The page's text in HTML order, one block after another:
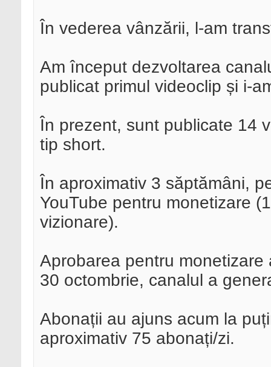
În vederea vânzării, l-am
Am început dezvoltarea
publicat primul videoclip și i-
În prezent, sunt publicate 14
tip short.
În aproximativ 3 săptămâni,
YouTube pentru monetizare
vizionare).
Aprobarea pentru
30 octombrie, canalul a
Abonații au ajuns acum la
aproximativ 75 abonați/zi.